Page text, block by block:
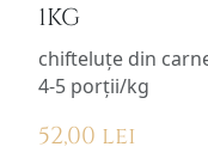
1KG
chifteluțe din
4-5 porții/kg
52,00 lei